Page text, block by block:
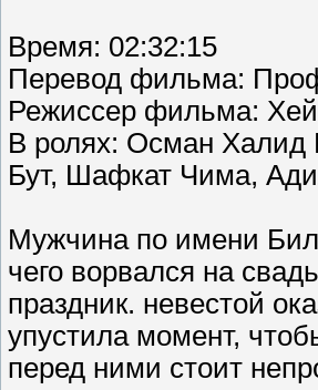
Время: 02:32:15
Перевод фильма:
Режиссер фильма:
В ролях: Осман
Бут, Шафкат Чима,
Мужчина по имени
чего ворвался на
праздник. невестой
упустила момент,
перед ними стоит